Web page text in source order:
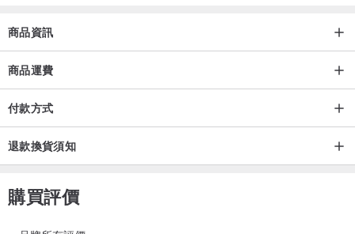
商品資訊
商品運費
付款方式
退款換貨須知
購買評價